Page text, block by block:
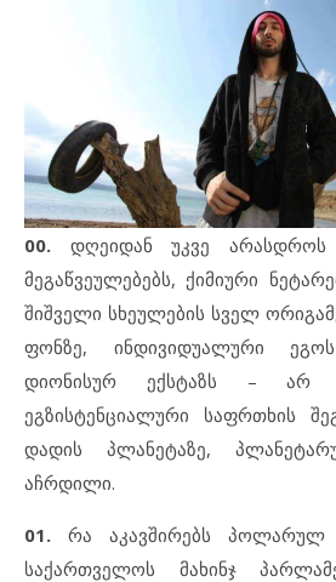
00. დღეიდან უკვე არასდროს
მეგაწვეულებებს, ქიმიური
შიშველი სხეულების სველ
ფონზე, ინდივიდუალური
დიონისურ ექსტაზს – არ
ეგზისტენციალური საფრთხის
დადის პლანეტაზე,
აჩრდილი.
01. რა აკავშირებს პოლარულ
საქართველოს მახინჯ